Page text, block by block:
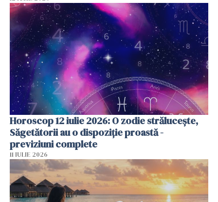
Horoscop 12 iulie 2026: O zodie strălucește,
Săgetătorii au o dispoziție proastă -
previziuni complete
11 IULIE 2026